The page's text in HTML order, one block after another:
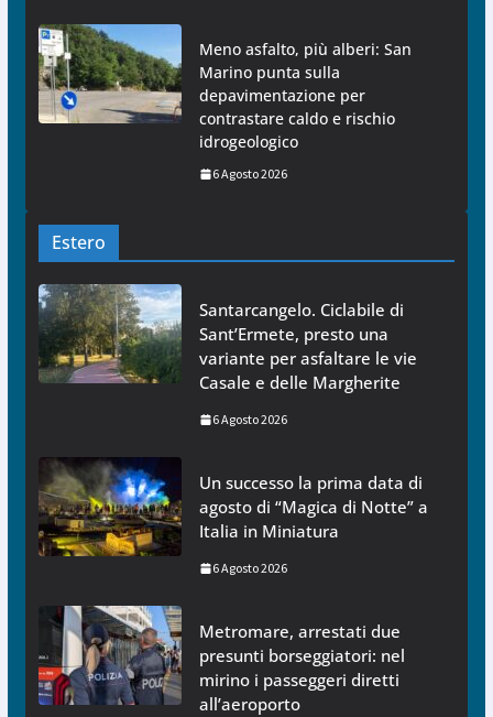
Meno asfalto, più alberi: San
Marino punta sulla
depavimentazione per
contrastare caldo e rischio
idrogeologico
6 Agosto 2026
Estero
Santarcangelo. Ciclabile di
Sant’Ermete, presto una
variante per asfaltare le vie
Casale e delle Margherite
6 Agosto 2026
Un successo la prima data di
agosto di “Magica di Notte” a
Italia in Miniatura
6 Agosto 2026
Metromare, arrestati due
presunti borseggiatori: nel
mirino i passeggeri diretti
all’aeroporto